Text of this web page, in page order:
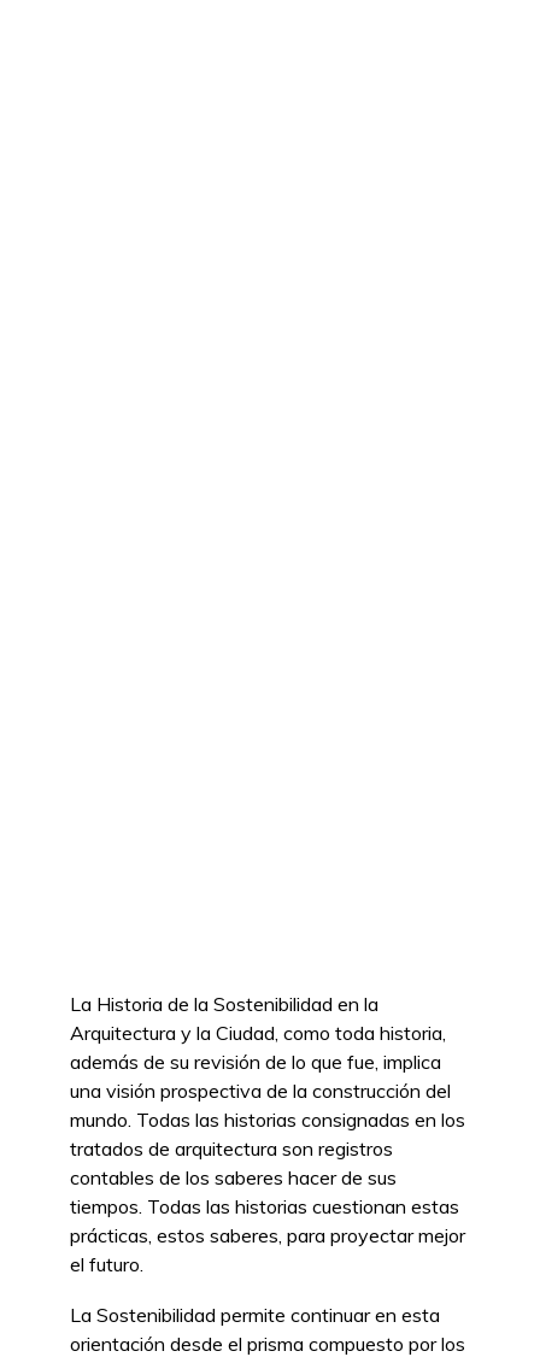
La Historia de la Sostenibilidad en la
Arquitectura y la Ciudad, como toda historia,
además de su revisión de lo que fue, implica
una visión prospectiva de la construcción del
mundo. Todas las historias consignadas en los
tratados de arquitectura son registros
contables de los saberes hacer de sus
tiempos. Todas las historias cuestionan estas
prácticas, estos saberes, para proyectar mejor
el futuro.
La Sostenibilidad permite continuar en esta
orientación desde el prisma compuesto por los